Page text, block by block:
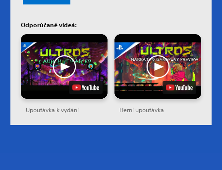
Odporúčané videá:
Upoutávka k vydání Herní upoutávka